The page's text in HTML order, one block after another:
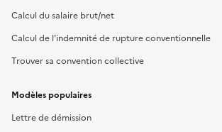
Calcul du salaire brut/net
Calcul de l'indemnité de rupture conventionnelle
Trouver sa convention collective
Modèles populaires
Lettre de démission